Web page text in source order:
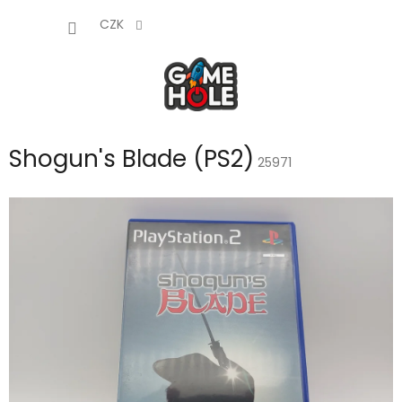
CZK
Shogun's Blade (PS2) 25971